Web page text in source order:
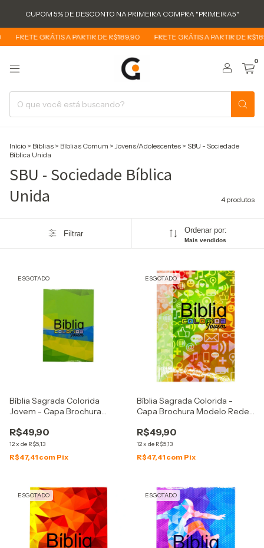
CUPOM 5% DE DESCONTO NA PRIMEIRA COMPRA "PRIMEIRA5"
FRETE GRÁTIS A PARTIR DE R$189,90 FRETE GRÁTIS A PARTIR DE
0
Início > Bíblias > Bíblias Comum > Jovens/Adolescentes > SBU - Sociedade
Bíblica Unida
SBU - Sociedade Bíblica
Unida
4 produtos
Filtrar Ordenar por:
Mais vendidos
ESGOTADO
Bíblia Sagrada Colorida
Jovem - Capa Brochura
R$49,90
12x de R$5,13
R$47,41 com Pix
ESGOTADO
Bíblia Sagrada Colorida -
Capa Brochura Modelo Redes
R$49,90
12x de R$5,13
R$47,41 com Pix
ESGOTADO ESGOTADO